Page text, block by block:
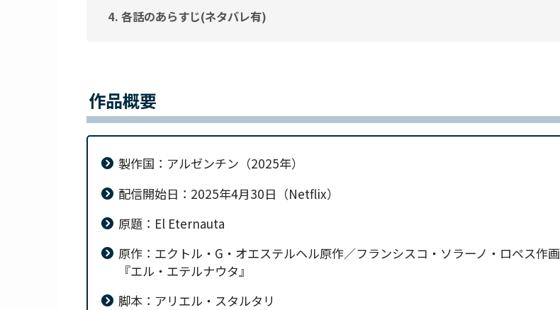
各話のあらすじ(ネタバレ有)
作品概要
製作国：アルゼンチン（2025年）
配信開始日：2025年4月30日（Netflix）
原題：El Eternauta
原作：エクトル・G・オエステルヘル原作／フランシスコ・ソラーノ・ロペス作画
『エル・エテルナウタ』
脚本：アリエル・スタルタリ